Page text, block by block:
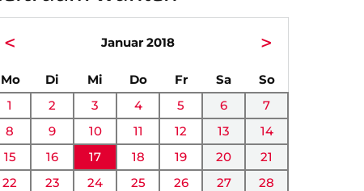
< Januar 2018 >
MontagDi enstag
Mi ttwoch
Donnerstag
FreitagSamstag
Sonntag
1
2 3 4 5 6
7
8
9 10 11 12 13
14
15
16 17 18 19 20
21
22
23 24 25 26 27
28